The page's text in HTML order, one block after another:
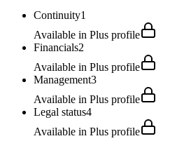
Continuity1
Available in Plus profile
Financials2
Available in Plus profile
Management3
Available in Plus profile
Legal status4
Available in Plus profile